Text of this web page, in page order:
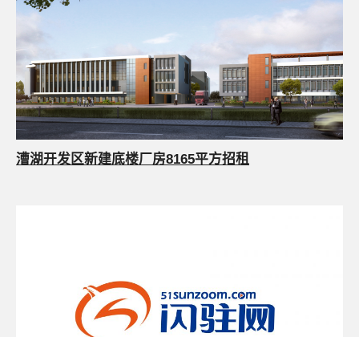
漕湖开发区新建底楼厂房8165平方招租